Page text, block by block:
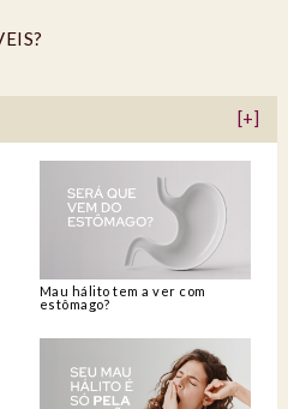
[+]
Mau hálito tem a ver com
estômago?